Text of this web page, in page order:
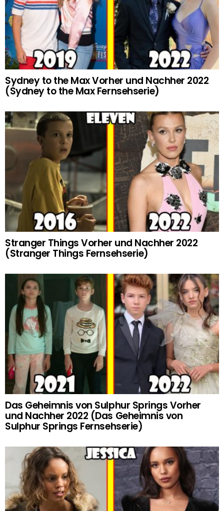
Sydney to the Max Vorher und Nachher 2022
(Sydney to the Max Fernsehserie)
Stranger Things Vorher und Nachher 2022
(Stranger Things Fernsehserie)
Das Geheimnis von Sulphur Springs Vorher
und Nachher 2022 (Das Geheimnis von
Sulphur Springs Fernsehserie)